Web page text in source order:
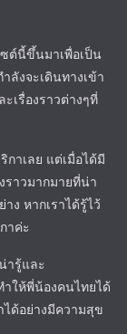
ต์นี้ขึ้นมาเพื่อเป็น
ลังจะเดินทางเข้า
เรื่องราวต่างๆที่
กาเลย แต่เมื่อได้มี
ราวมากมายที่น่า
ง หากเราได้รู้ไว้
าค่ะ
ารู้และ
ให้พี่น้องคนไทยได้
ด้อย่างมีความสุข